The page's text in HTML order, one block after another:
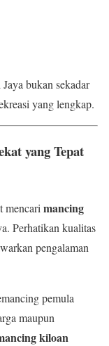
bukan sekadar
yang lengkap.
yang Tepat
mencari mancing
Perhatikan kualitas
pengalaman
pemula
maupun
kiloan